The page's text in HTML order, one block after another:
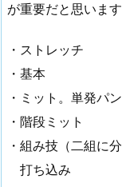
が重要だと思います
・ストレッチ
・基本
・ミット。単発パ
・階段ミット
・組み技（二組に分
打ち込み